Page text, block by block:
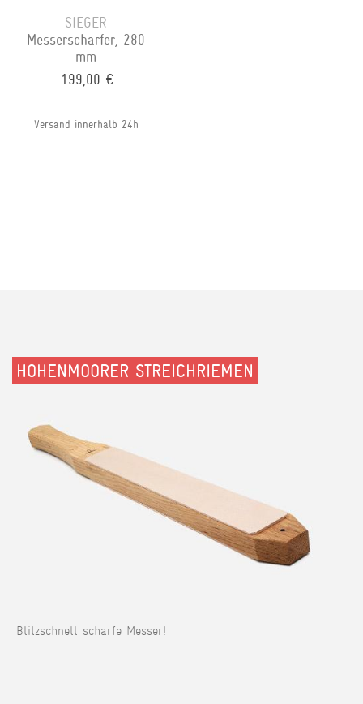
SIEGER
Messerschärfer, 280
mm
199,00 €
Versand innerhalb 24h
HOHENMOORER STREICHRIEMEN
Blitzschnell scharfe Messer!